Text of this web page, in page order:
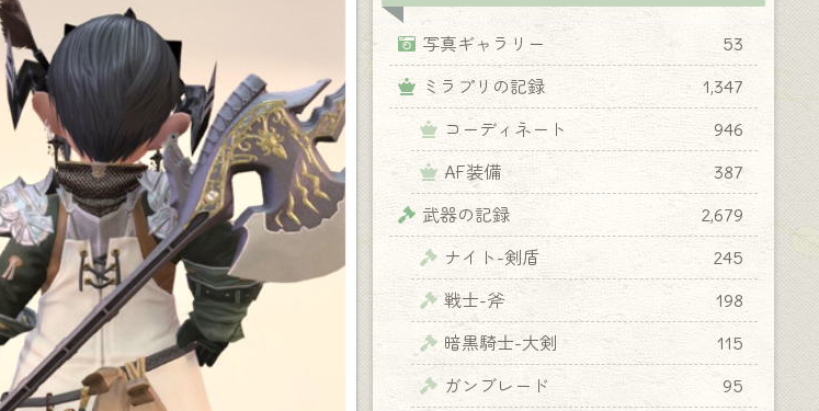
写真ギャラリー
53
ミラプリの記録
1,347
コーディネート
946
AF装備
387
武器の記録
2,679
ナイト-剣盾
245
戦士-斧
198
暗黒騎士-大剣
115
ガンブレード
95